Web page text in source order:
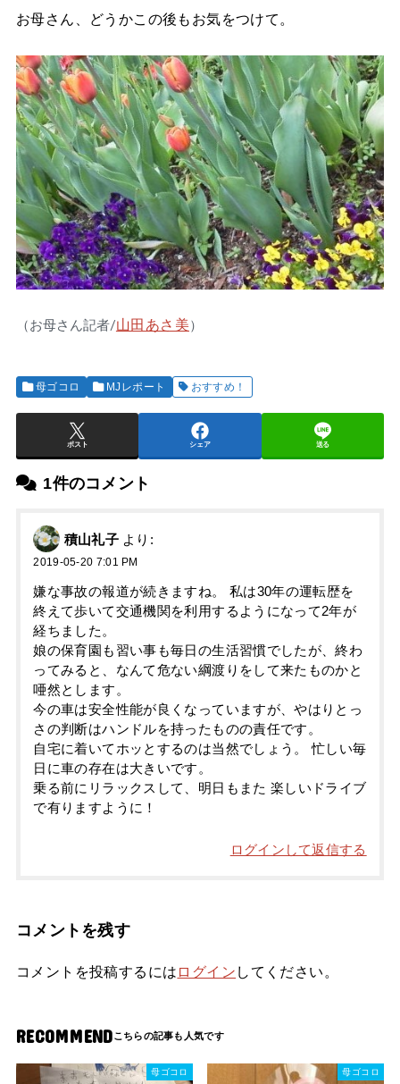
お母さん、どうかこの後もお気をつけて。
（お母さん記者/山田あさ美 ）
母ゴコロ MJレポート おすすめ！
ポスト シェア 送る
1件のコメント
積山礼子 より:
2019-05-20 7:01 PM
嫌な事故の報道が続きますね。 私は30年の運転歴を
終えて歩いて交通機関を利用するようになって2年が
経ちました。
娘の保育園も習い事も毎日の生活習慣でしたが、終わ
ってみると、なんて危ない綱渡りをして来たものかと
唖然とします。
今の車は安全性能が良くなっていますが、やはりとっ
さの判断はハンドルを持ったものの責任です。
自宅に着いてホッとするのは当然でしょう。 忙しい毎
日に車の存在は大きいです。
乗る前にリラックスして、明日もまた 楽しいドライブ
で有りますように！
ログインして返信する
コメントを残す
コメントを投稿するには ログイン してください。
RECOMMEND
母ゴコロ 母ゴコロ